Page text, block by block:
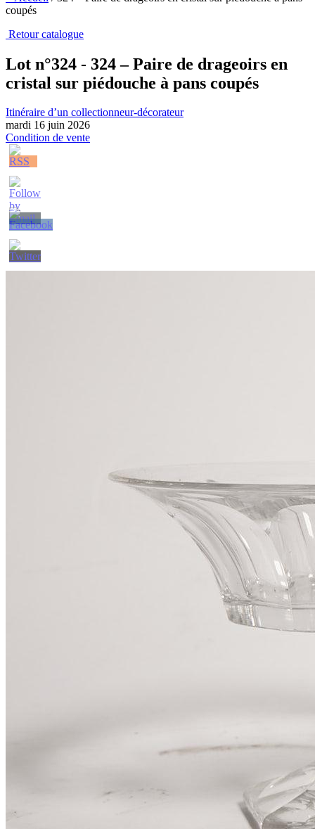
coupés
Retour catalogue
Lot n°324 - 324 – Paire de drageoirs en
cristal sur piédouche à pans coupés
Itinéraire d’un collectionneur-décorateur
mardi 16 juin 2026
Condition de vente